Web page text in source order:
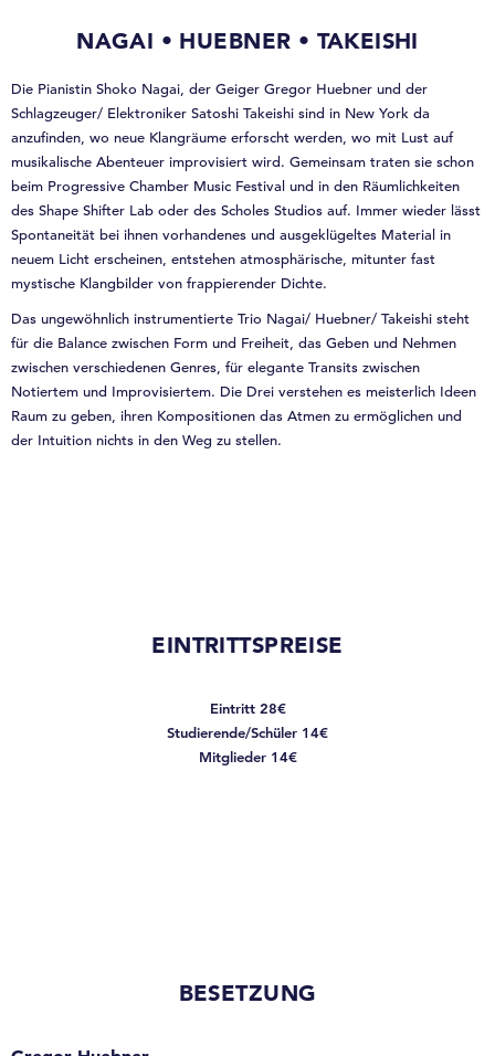
NAGAI • HUEBNER • TAKEISHI
Die Pianistin Shoko Nagai, der Geiger Gregor Huebner und der
Schlagzeuger/ Elektroniker Satoshi Takeishi sind in New York da
anzufinden, wo neue Klangräume erforscht werden, wo mit Lust auf
musikalische Abenteuer improvisiert wird. Gemeinsam traten sie schon
beim Progressive Chamber Music Festival und in den Räumlichkeiten
des Shape Shifter Lab oder des Scholes Studios auf. Immer wieder lässt
Spontaneität bei ihnen vorhandenes und ausgeklügeltes Material in
neuem Licht erscheinen, entstehen atmosphärische, mitunter fast
mystische Klangbilder von frappierender Dichte.
Das ungewöhnlich instrumentierte Trio Nagai/ Huebner/ Takeishi steht
für die Balance zwischen Form und Freiheit, das Geben und Nehmen
zwischen verschiedenen Genres, für elegante Transits zwischen
Notiertem und Improvisiertem. Die Drei verstehen es meisterlich Ideen
Raum zu geben, ihren Kompositionen das Atmen zu ermöglichen und
der Intuition nichts in den Weg zu stellen.
EINTRITTSPREISE
Eintritt 28€
Studierende/Schüler 14€
Mitglieder 14€
BESETZUNG